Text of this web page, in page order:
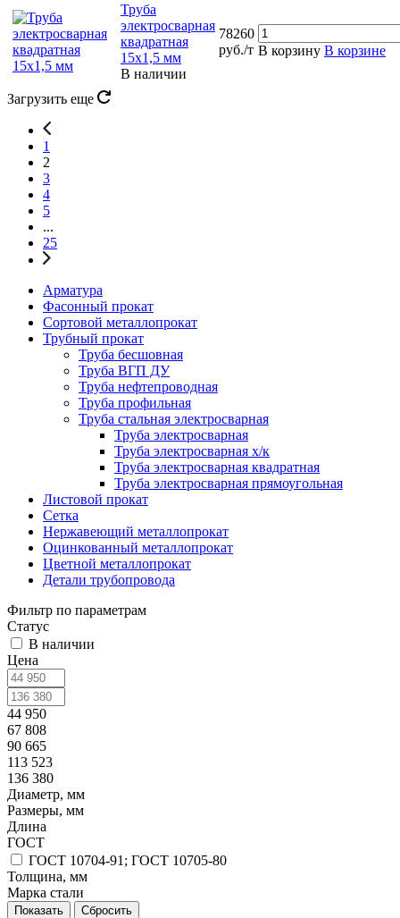
Труба
электросварная
квадратная
15х1,5 мм
В наличии
78260
руб./т В корзину В корзине
Загрузить еще
1
2
3
4
5
...
25
Арматура
Фасонный прокат
Сортовой металлопрокат
Трубный прокат
Труба бесшовная
Труба ВГП ДУ
Труба нефтепроводная
Труба профильная
Труба стальная электросварная
Труба электросварная
Труба электросварная х/к
Труба электросварная квадратная
Труба электросварная прямоугольная
Листовой прокат
Сетка
Нержавеющий металлопрокат
Оцинкованный металлопрокат
Цветной металлопрокат
Детали трубопровода
Фильтр по параметрам
Статус
В наличии
Цена
44 950
67 808
90 665
113 523
136 380
Диаметр, мм
Размеры, мм
Длина
ГОСТ
ГОСТ 10704-91; ГОСТ 10705-80
Толщина, мм
Марка стали
Сбросить